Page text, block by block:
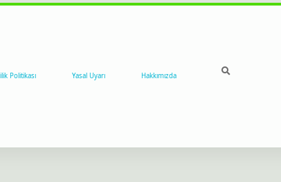
Politikası Yasal Uyarı Hakkımızda